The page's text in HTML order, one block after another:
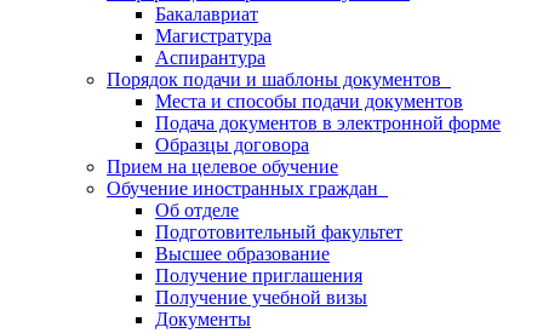
Бакалавриат
Магистратура
Аспирантура
Порядок подачи и шаблоны документов
Места и способы подачи документов
Подача документов в электронной форме
Образцы договора
Прием на целевое обучение
Обучение иностранных граждан
Об отделе
Подготовительный факультет
Высшее образование
Получение приглашения
Получение учебной визы
Документы